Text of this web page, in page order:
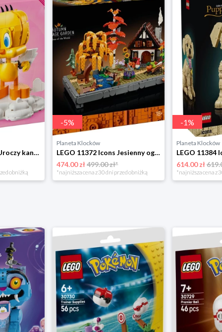
LEGO 40824 Icons Uroczy kanarek Tweety Lego
obniżką
-5%
Planeta Klocków
LEGO 11372 Icons Jesienny ogród z chatką Lego
474.00 zł499.00 zł*
*najniższa cena z 30 dni przed obniżką
-1%
Planeta Klocków
614.00 zł
*najniższa cena z